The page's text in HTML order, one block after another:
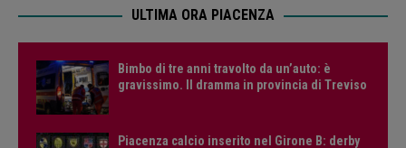
ULTIMA ORA PIACENZA
Bimbo di tre anni travolto da un’auto: è
gravissimo. Il dramma in provincia di Treviso
Piacenza calcio inserito nel Girone B: derby